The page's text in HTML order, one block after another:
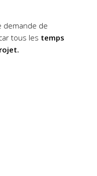
demande de
tous les temps